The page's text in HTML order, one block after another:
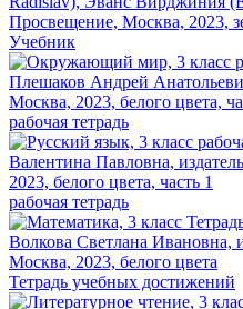
Учебник
рабочая тетрадь
рабочая тетрадь
Тетрадь учебных достижений